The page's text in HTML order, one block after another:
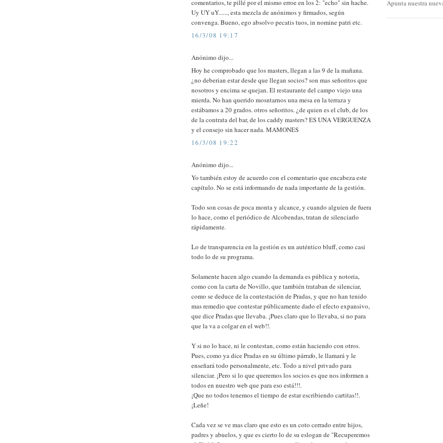
comentarios, te pillé por el mismo erroe en los 2: "echo" sin hache.
Uy UY uY......, esta mezcla de anónimos y firmados, según
convenga. Bueno, ego absolvo pecatis tuos, in nomine patri etc.
16/3/08 19:17
Anónimo dijo...
Hoy he comprobado que los masters, llegan a las 9 de la mañana.
¿no deberian estar desde que llegan socios? son mas señoritos que
nosotros y encima se quejan. El restaurante del campo viejo una
mierda. No han querido mosntarnos una mesa en la terraza y
estábamos a 20 grados. otros señoritos. ¿de quien es el club, de los
de la contrata del bar, de los caddy masters? ES UNA VERGUENZA
y el consejo sin hacer nada. MAMONES
16/3/08 19:22
Anónimo dijo...
Yo también estoy de acuerdo con el comentario que encabeza este
capítulo. No se está informando de nada importante de la gestión.
Todo son cosas de poca monta y alcance, y cuando alguien de fuera
lo hace, como el periódico de Alcobendas, tratan de silenciarlo
rápidamente.
Lo de transparencia en la gestión es un auténtico bluff, como casi
todo lo de su programa.
Solamente hacen algo cuando la demanda es pública y notoria,
como con la carta de Novillo, que también trataban de silenciar,
como se deduce de la contestación de Pradas, y que no han tenido
mas remedio que contestar públicamente dado el efecto expansivo,
que dice Pradas que llevaba. ¡Pues claro que lo llevaba, si no para
que la va a colgar en el web!!.
Y si no lo hace, ni le contestan, como están haciendo con otros.
Pues, como ya dice Pradas en su último párrafo, le llamará y le
enseñará todo personalmente, etc. Todo a nivel privado para
silenciar. ¡Pero si lo que queremos los socios es que nos informen a
todos en nuestro web que para eso está!!!.
¡Que no todos tenemos el tiempo de estar escribiendo cartitas!!.
¡Leñe!
Cada vez se ve mas claro que esto es un coto cerrado entre hijos,
padres y abuelos, y que es cierto lo de su eslogan de "Recuperemos
Apunta nuestra